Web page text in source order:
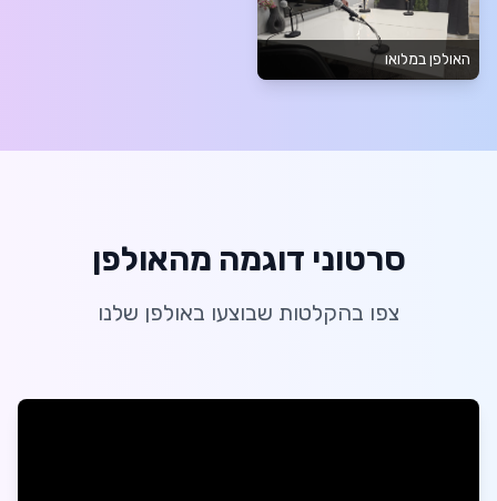
האולפן במלואו
סרטוני דוגמה מהאולפן
צפו בהקלטות שבוצעו באולפן שלנו